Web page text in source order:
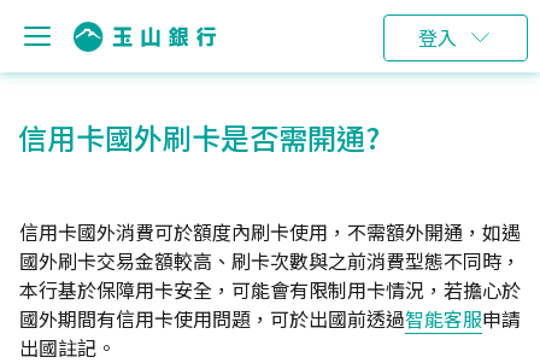
登入
信用卡國外刷卡是否需開通?
信用卡國外消費可於額度內刷卡使用，不需額外開通，如遇
國外刷卡交易金額較高、刷卡次數與之前消費型態不同時，
本行基於保障用卡安全，可能會有限制用卡情況，若擔心於
國外期間有信用卡使用問題，可於出國前透過智能客服申請
出國註記。